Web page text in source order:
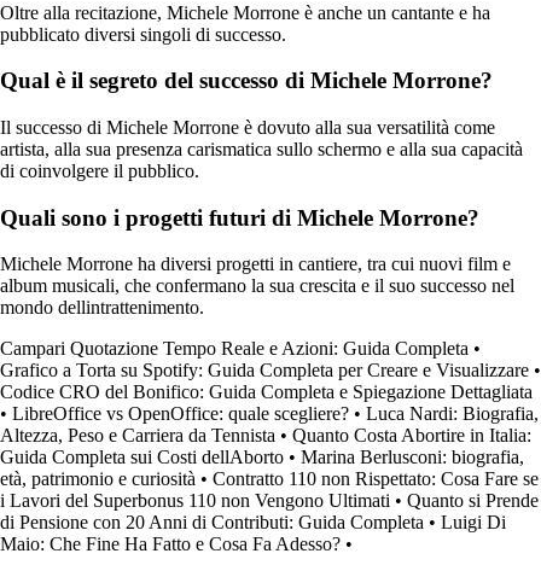
Oltre alla recitazione, Michele Morrone è anche un cantante e ha
pubblicato diversi singoli di successo.
Qual è il segreto del successo di Michele Morrone?
Il successo di Michele Morrone è dovuto alla sua versatilità come
artista, alla sua presenza carismatica sullo schermo e alla sua capacità
di coinvolgere il pubblico.
Quali sono i progetti futuri di Michele Morrone?
Michele Morrone ha diversi progetti in cantiere, tra cui nuovi film e
album musicali, che confermano la sua crescita e il suo successo nel
mondo dellintrattenimento.
Campari Quotazione Tempo Reale e Azioni: Guida Completa •
Grafico a Torta su Spotify: Guida Completa per Creare e Visualizzare •
Codice CRO del Bonifico: Guida Completa e Spiegazione Dettagliata
• LibreOffice vs OpenOffice: quale scegliere? • Luca Nardi: Biografia,
Altezza, Peso e Carriera da Tennista • Quanto Costa Abortire in Italia:
Guida Completa sui Costi dellAborto • Marina Berlusconi: biografia,
età, patrimonio e curiosità • Contratto 110 non Rispettato: Cosa Fare se
i Lavori del Superbonus 110 non Vengono Ultimati • Quanto si Prende
di Pensione con 20 Anni di Contributi: Guida Completa • Luigi Di
Maio: Che Fine Ha Fatto e Cosa Fa Adesso? •